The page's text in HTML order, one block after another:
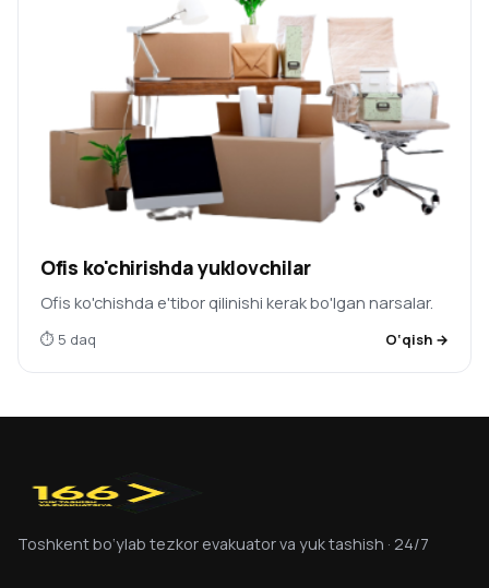
Ofis ko'chirishda yuklovchilar
Ofis ko'chishda e'tibor qilinishi kerak bo'lgan narsalar.
⏱ 5 daq O‘qish →
Toshkent bo‘ylab tezkor evakuator va yuk tashish · 24/7